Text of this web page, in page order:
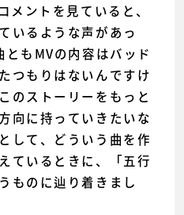
メントを見ていると、
いるような声があっ
ともMVの内容はバッド
つもりはないんですけ
のストーリーをもっと
向に持っていきたいな
して、どういう曲を作
ているときに、「五行
ものに辿り着きまし